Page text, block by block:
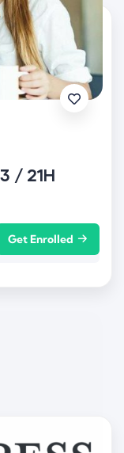
/ 21H
Get Enrolled